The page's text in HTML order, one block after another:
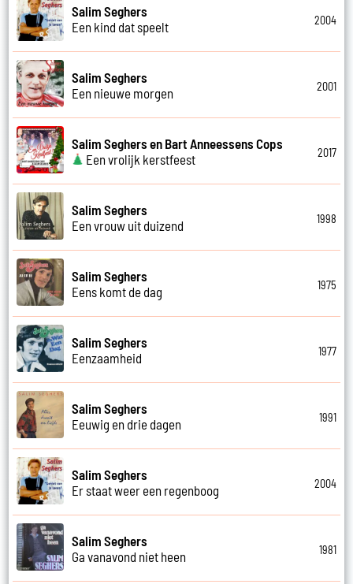
Salim Seghers
Een kind dat speelt
2004
Salim Seghers
Een nieuwe morgen
2001
Salim Seghers en Bart Anneessens Cops
Een vrolijk kerstfeest
2017
Salim Seghers
Een vrouw uit duizend
1998
Salim Seghers
Eens komt de dag
1975
Salim Seghers
Eenzaamheid
1977
Salim Seghers
Eeuwig en drie dagen
1991
Salim Seghers
Er staat weer een regenboog
2004
Salim Seghers
Ga vanavond niet heen
1981